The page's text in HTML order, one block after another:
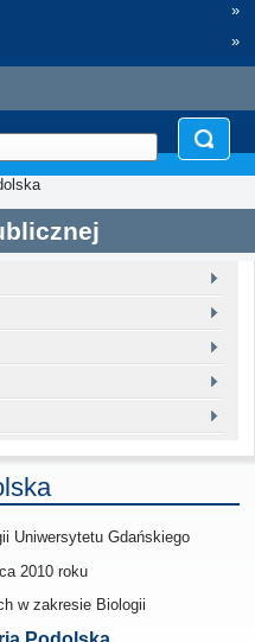
»
»
Uniwersytetu Gdańskiego
2010roku
w zakresie Biologii